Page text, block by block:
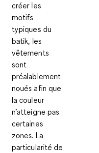
créer les
motifs
typiques du
batik, les
vêtements
sont
préalablement
nouésafin que
la couleur
n’atteigne pas
certaines
zones. La
particularité de